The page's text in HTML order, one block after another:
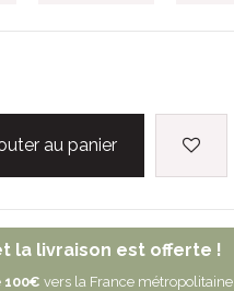
au panier
la livraison est offerte !
100€ vers la France métropolitaine.